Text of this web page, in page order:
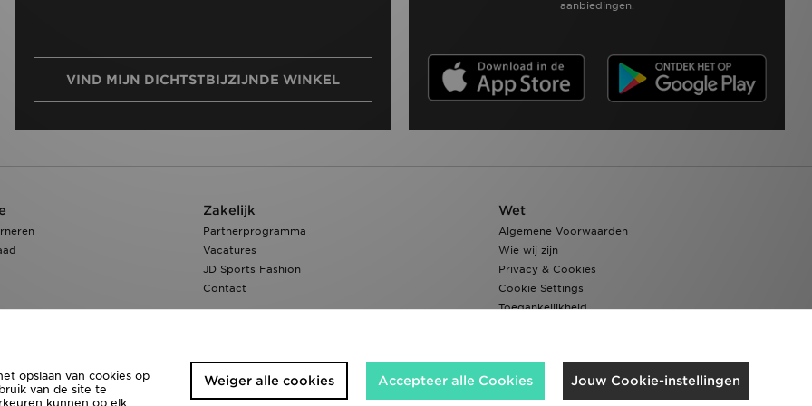
VIND MIJN DICHTSTBIJZIJNDE WINKEL
aanbiedingen.
Zakelijk
Partnerprogramma
Vacatures
JD Sports Fashion
Contact
Wet
Algemene Voorwaarden
Wie wij zijn
Privacy & Cookies
Cookie Settings
Toegankelijkheid
Wij accepteren de volgende betaalmethoden
opslaan van cookies op
van de site te
kunnen op elk
Jouw Cookie-instellingen
Accepteer alle Cookies
Weiger alle cookies